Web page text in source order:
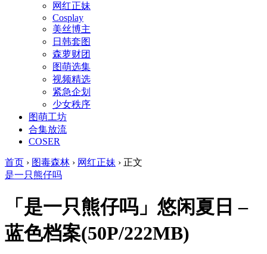
网红正妹
Cosplay
美丝博主
日韩套图
森萝财团
图萌选集
视频精选
紧急企划
少女秩序
图萌工坊
合集放流
COSER
首页 › 图毒森林 › 网红正妹 › 正文
是一只熊仔吗
「是一只熊仔吗」悠闲夏日 –
蓝色档案(50P/222MB)